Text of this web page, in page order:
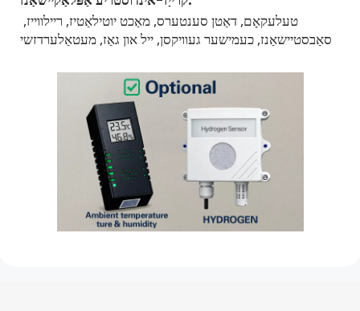
סאַבסטיישאַנז, כעמישער געוויקסן, ייל און גאַז, מעטאַלערדזשי